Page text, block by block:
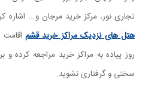
تجاری نور، مرکز خرید مرجان و...
هتل های نزدیک مراکز خرید قشماقامت
روز پیاده به مراکز خرید مراجعه کرده و
سختی و گرفتاری نشوید.